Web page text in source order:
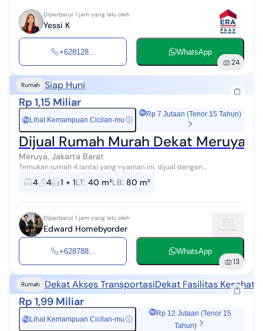
Diperbarui 1 jam yang lalu oleh
Yessi K
+628128... WhatsApp
24
Rumah Siap Huni
Rp 1,15 Miliar
Rp Lihat Kemampuan Cicilan-mu ⓘ
Rp 7 Jutaan (Tenor 15 Tahun)
Dijual Rumah Murah Dekat Meruya
Meruya, Jakarta Barat
Temukan rumah 4 lantai yang nyaman ini, dijual dengan
pemandangan asri yang menambah nilai estetika di lingkungan
hunian. Rumah ini berada di wila...
4 4 1 + 1LT: 40 m²LB: 80 m²
Diperbarui 1 jam yang lalu oleh
Edward Homebyorder
+628788... WhatsApp
13
Rumah Dekat Akses TransportasiDekat Fasilitas
Rp 1,99 Miliar
Rp Lihat Kemampuan Cicilan-mu ⓘ
Rp 12 Jutaan (Tenor 15
Tahun)